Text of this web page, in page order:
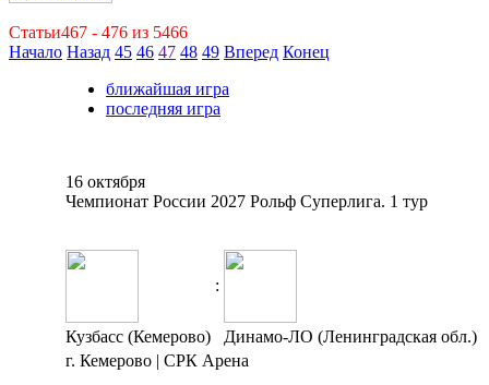
Статьи467 - 476 из 5466
Начало Назад 45 46 47 48 49 Вперед Конец
ближайшая игра
последняя игра
16 октября
Чемпионат России 2027 Рольф Суперлига. 1 тур
:
Кузбасс (Кемерово)
Динамо-ЛО (Ленинградская обл.)
г. Кемерово | СРК Арена